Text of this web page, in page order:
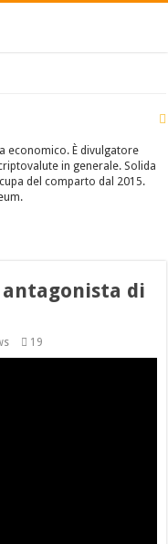
economico. È divulgatore
in generale. Solida
del comparto dal 2015.
antagonista di
19